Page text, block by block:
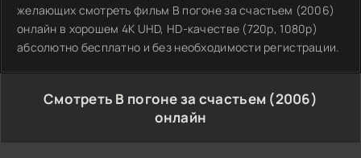
желающих смотреть фильм В погоне за счастьем (2006)
онлайн в хорошем 4K UHD, HD-качестве (720p, 1080p)
абсолютно бесплатно и без необходимости регистрации.
Смотреть В погоне за счастьем (2006)
онлайн